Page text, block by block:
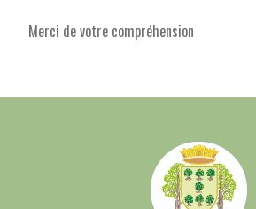
Merci de votre compréhension